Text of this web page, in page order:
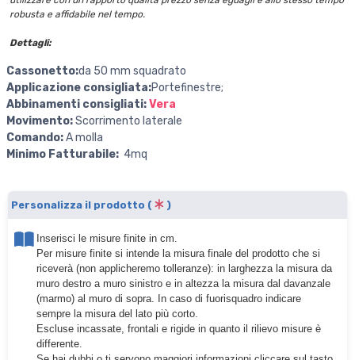
robusta e affidabile nel tempo.
Dettagli:
Cassonetto:da 50 mm squadrato
Applicazione consigliata:Portefinestre;
Abbinamenti consigliati:Vera
Movimento:Scorrimento laterale
Comando:A molla
Minimo Fatturabile: 4mq
Personalizza il prodotto ( )
Inserisci le misure finite in cm.
Per misure finite si intende la misura finale del prodotto che si
riceverà (non applicheremo tolleranze): in larghezza la misura da
muro destro a muro sinistro e in altezza la misura dal davanzale
(marmo) al muro di sopra. In caso di fuorisquadro indicare
sempre la misura del lato più corto.
Escluse incassate, frontali e rigide in quanto il rilievo misure è
differente.